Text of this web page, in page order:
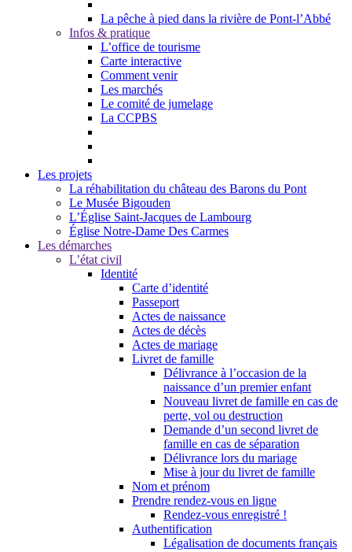
La pêche à pied dans la rivière de Pont-l’Abbé
Infos & pratique
L’office de tourisme
Carte interactive
Comment venir
Les marchés
Le comité de jumelage
La CCPBS
Les projets
La réhabilitation du château des Barons du Pont
Le Musée Bigouden
L’Église Saint-Jacques de Lambourg
Église Notre-Dame Des Carmes
Les démarches
L’état civil
Identité
Carte d’identité
Passeport
Actes de naissance
Actes de décès
Actes de mariage
Livret de famille
Délivrance à l’occasion de la
naissance d’un premier enfant
Nouveau livret de famille en cas de
perte, vol ou destruction
Demande d’un second livret de
famille en cas de séparation
Délivrance lors du mariage
Mise à jour du livret de famille
Nom et prénom
Prendre rendez-vous en ligne
Rendez-vous enregistré !
Authentification
Légalisation de documents français